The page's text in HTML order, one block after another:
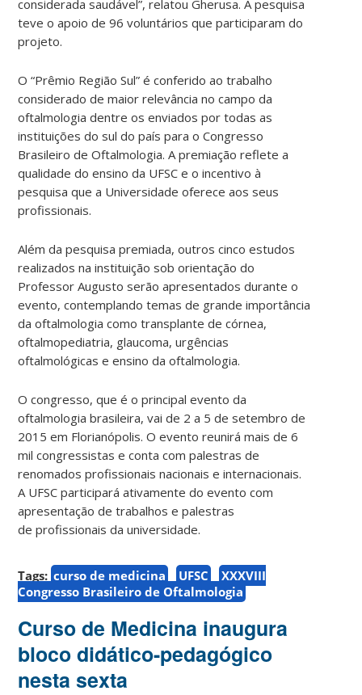
considerada saudável”, relatou Gherusa. A pesquisa
teve o apoio de 96 voluntários que participaram do
projeto.
O “Prêmio Região Sul” é conferido ao trabalho
considerado de maior relevância no campo da
oftalmologia dentre os enviados por todas as
instituições do sul do país para o Congresso
Brasileiro de Oftalmologia. A premiação reflete a
qualidade do ensino da UFSC e o incentivo à
pesquisa que a Universidade oferece aos seus
profissionais.
Além da pesquisa premiada, outros cinco estudos
realizados na instituição sob orientação do
Professor Augusto serão apresentados durante o
evento, contemplando temas de grande importância
da oftalmologia como transplante de córnea,
oftalmopediatria, glaucoma, urgências
oftalmológicas e ensino da oftalmologia.
O congresso, que é o principal evento da
oftalmologia brasileira, vai de 2 a 5 de setembro de
2015 em Florianópolis. O evento reunirá mais de 6
mil congressistas e conta com palestras de
renomados profissionais nacionais e internacionais.
A UFSC participará ativamente do evento com
apresentação de trabalhos e palestras
de profissionais da universidade.
Tags: curso de medicina UFSC
XXXVIII
Congresso Brasileiro de Oftalmologia
Curso de Medicina inaugura
bloco didático-pedagógico
nesta sexta